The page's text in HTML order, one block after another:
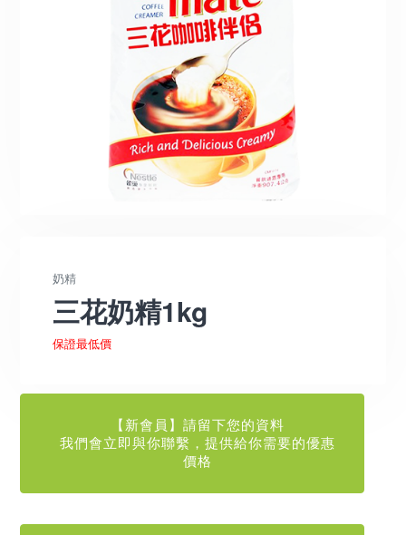
奶精
三花奶精1kg
保證最低價
【新會員】請留下您的資料
我們會立即與你聯繫，提供給你需要的優惠
價格